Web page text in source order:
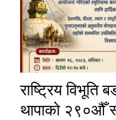
राष्ट्रिय विभूति
थापाको २९०औँ